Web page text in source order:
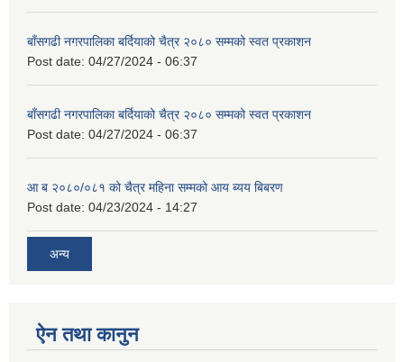
बाँसगढी नगरपालिका बर्दियाको चैत्र २०८० सम्मको स्वत प्रकाशन
Post date: 04/27/2024 - 06:37
बाँसगढी नगरपालिका बर्दियाको चैत्र २०८० सम्मको स्वत प्रकाशन
Post date: 04/27/2024 - 06:37
आ ब २०८०/०८१ को चैत्र महिना सम्मको आय ब्यय बिबरण
Post date: 04/23/2024 - 14:27
अन्य
ऐन तथा कानुन